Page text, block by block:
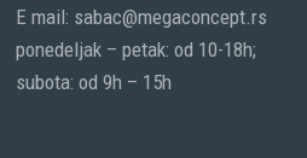
E mail: sabac@megaconcept.rs
ponedeljak – petak: od 10-18h;
subota: od 9h – 15h